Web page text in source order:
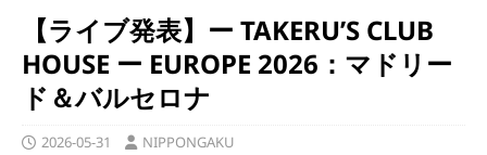
【ライブ発表】ー TAKERU’S CLUB
HOUSE ー EUROPE 2026：マドリー
ド＆バルセロナ
2026-05-31 NIPPONGAKU